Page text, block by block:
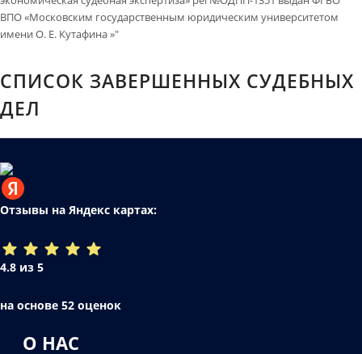
ВПО «Московским государственным юридическим университетом
имени О. Е. Кутафина »"
СПИСОК ЗАВЕРШЕННЫХ СУДЕБНЫХ
ДЕЛ
Отзывы на Яндекс картах:
4.8 из 5
на основе 52 оценок
О НАС